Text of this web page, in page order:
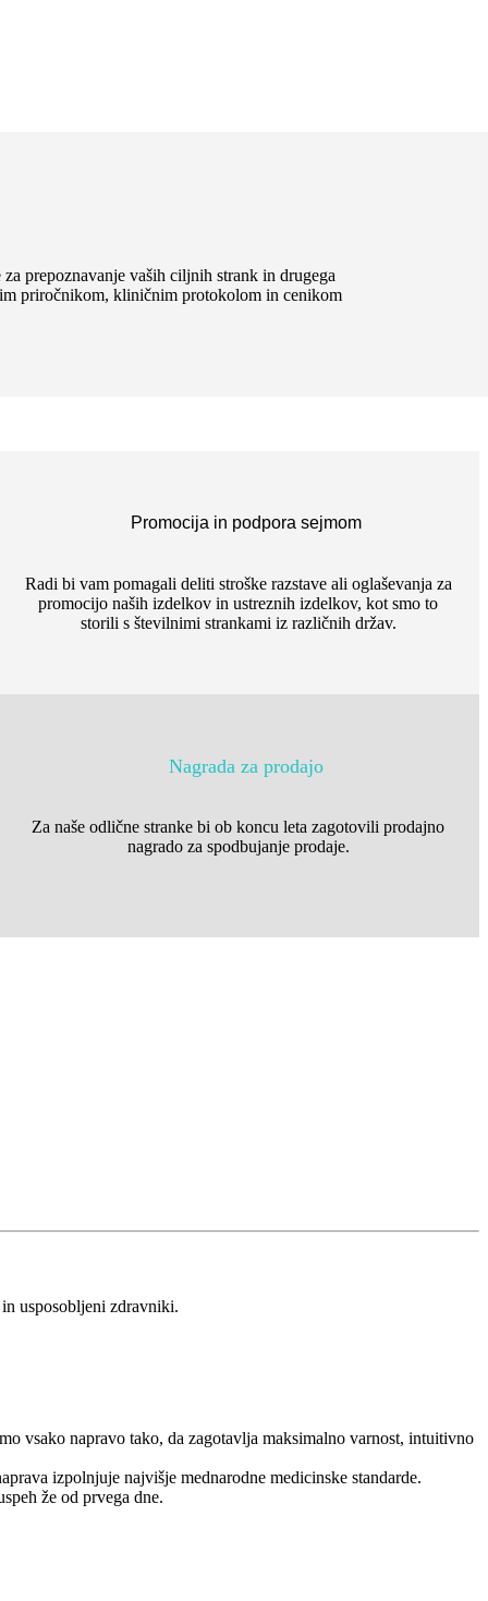
prepoznavanje vaših ciljnih strank in drugega
priročnikom, kliničnim protokolom in cenikom
Promocija in podpora sejmom
Radi bi vam pomagali deliti stroške razstave ali oglaševanja za
promocijo naših izdelkov in ustreznih izdelkov, kot smo to
storili s številnimi strankami iz različnih držav.
Nagrada za prodajo
Za naše odlične stranke bi ob koncu leta zagotovili prodajno
nagrado za spodbujanje prodaje.
usposobljeni zdravniki.
vsako napravo tako, da zagotavlja maksimalno varnost, intuitivno
izpolnjuje najvišje mednarodne medicinske standarde.
že od prvega dne.